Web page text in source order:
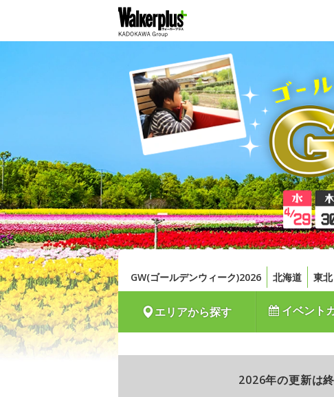
GW(ゴールデンウィーク)2026 北海道 東北
エリアから探す イベント
2026年の更新は